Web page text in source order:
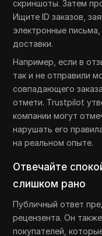
скриншоты. Затем
Ищите ID заказов,
электронные
доставки.
Например, если в
так и не отправили
совпадающего
отмети. Trustpilot
компании могут
нарушать его
на реальном опыте.
Отвечайте
слишком рано
Публичный ответ
рецензента. Он
покупателей,